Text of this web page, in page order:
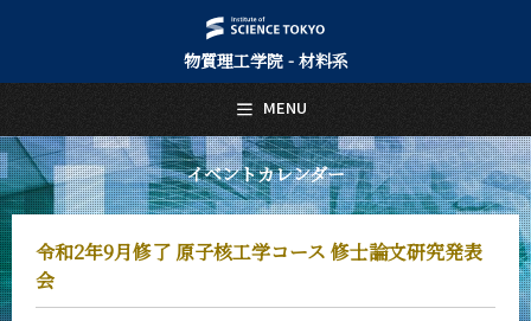
物質理工学院 - 材料系
イベントカレンダー
令和2年9月修了 原子核工学コース 修士論文研究発表
会
MENU
日本語 English
トップページ
Top Page
材料系について
About Us